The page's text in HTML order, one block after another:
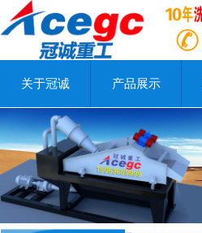
关于冠诚 产品展示